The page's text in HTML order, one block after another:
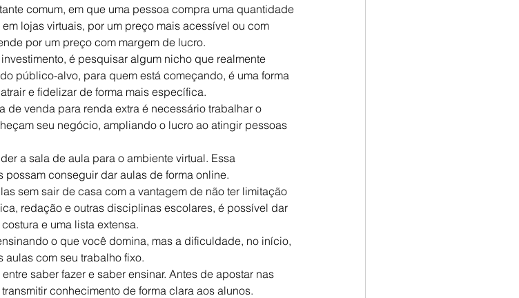
comum, em que uma pessoa compra uma quantidade
lojas virtuais, por um preço mais acessível ou com
por um preço com margem de lucro.
é pesquisar algum nicho que realmente
público-alvo, para quem está começando, é uma forma
e fidelizar de forma mais específica.
de venda para renda extra é necessário trabalhar o
seu negócio, ampliando o lucro ao atingir pessoas
a sala de aula para o ambiente virtual. Essa
conseguir dar aulas de forma online.
sem sair de casa com a vantagem de não ter limitação
redação e outras disciplinas escolares, é possível dar
e uma lista extensa.
o que você domina, mas a dificuldade, no início,
com seu trabalho fixo.
saber fazer e saber ensinar. Antes de apostar nas
conhecimento de forma clara aos alunos.